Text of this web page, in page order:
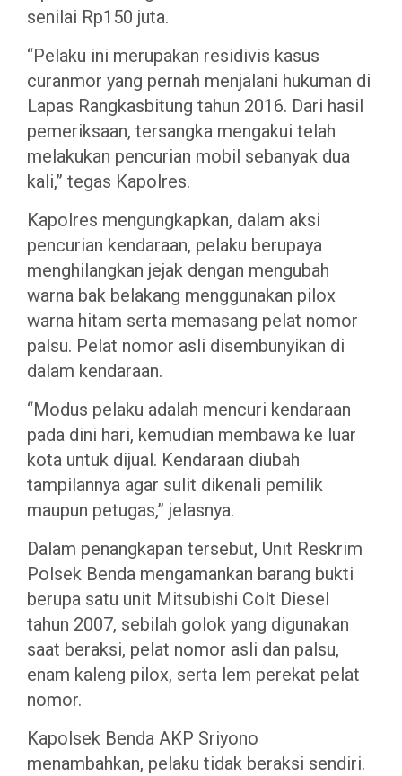
senilai Rp150 juta.
“Pelaku ini merupakan residivis kasus
curanmor yang pernah menjalani hukuman di
Lapas Rangkasbitung tahun 2016. Dari hasil
pemeriksaan, tersangka mengakui telah
melakukan pencurian mobil sebanyak dua
kali,” tegas Kapolres.
Kapolres mengungkapkan, dalam aksi
pencurian kendaraan, pelaku berupaya
menghilangkan jejak dengan mengubah
warna bak belakang menggunakan pilox
warna hitam serta memasang pelat nomor
palsu. Pelat nomor asli disembunyikan di
dalam kendaraan.
“Modus pelaku adalah mencuri kendaraan
pada dini hari, kemudian membawa ke luar
kota untuk dijual. Kendaraan diubah
tampilannya agar sulit dikenali pemilik
maupun petugas,” jelasnya.
Dalam penangkapan tersebut, Unit Reskrim
Polsek Benda mengamankan barang bukti
berupa satu unit Mitsubishi Colt Diesel
tahun 2007, sebilah golok yang digunakan
saat beraksi, pelat nomor asli dan palsu,
enam kaleng pilox, serta lem perekat pelat
nomor.
Kapolsek Benda AKP Sriyono
menambahkan, pelaku tidak beraksi sendiri.